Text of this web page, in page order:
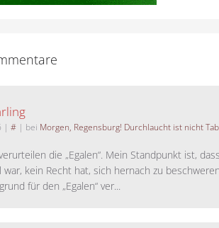
| # | bei Morgen, Regensburg! Durchlaucht ist nicht
die „Egalen“. Mein Standpunkt ist,
war, kein Recht hat, sich hernach zu
für den „Egalen“ ver...